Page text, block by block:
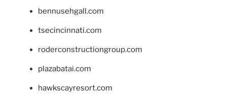
bennusehgall.com
tsecincinnati.com
roderconstructiongroup.com
plazabatai.com
hawkscayresort.com